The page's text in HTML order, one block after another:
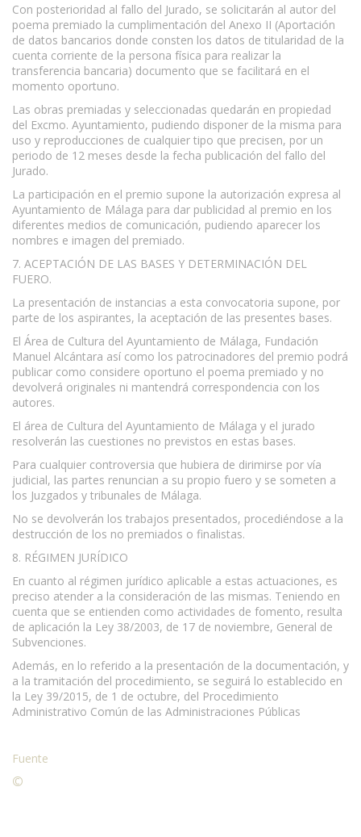
Con posterioridad al fallo del Jurado, se solicitarán al autor del
poema premiado la cumplimentación del Anexo II (Aportación
de datos bancarios donde consten los datos de titularidad de la
cuenta corriente de la persona física para realizar la
transferencia bancaria) documento que se facilitará en el
momento oportuno.
Las obras premiadas y seleccionadas quedarán en propiedad
del Excmo. Ayuntamiento, pudiendo disponer de la misma para
uso y reproducciones de cualquier tipo que precisen, por un
periodo de 12 meses desde la fecha publicación del fallo del
Jurado.
La participación en el premio supone la autorización expresa al
Ayuntamiento de Málaga para dar publicidad al premio en los
diferentes medios de comunicación, pudiendo aparecer los
nombres e imagen del premiado.
7. ACEPTACIÓN DE LAS BASES Y DETERMINACIÓN DEL
FUERO.
La presentación de instancias a esta convocatoria supone, por
parte de los aspirantes, la aceptación de las presentes bases.
El Área de Cultura del Ayuntamiento de Málaga, Fundación
Manuel Alcántara así como los patrocinadores del premio podrá
publicar como considere oportuno el poema premiado y no
devolverá originales ni mantendrá correspondencia con los
autores.
El área de Cultura del Ayuntamiento de Málaga y el jurado
resolverán las cuestiones no previstos en estas bases.
Para cualquier controversia que hubiera de dirimirse por vía
judicial, las partes renuncian a su propio fuero y se someten a
los Juzgados y tribunales de Málaga.
No se devolverán los trabajos presentados, procediéndose a la
destrucción de los no premiados o finalistas.
8. RÉGIMEN JURÍDICO
En cuanto al régimen jurídico aplicable a estas actuaciones, es
preciso atender a la consideración de las mismas. Teniendo en
cuenta que se entienden como actividades de fomento, resulta
de aplicación la Ley 38/2003, de 17 de noviembre, General de
Subvenciones.
Además, en lo referido a la presentación de la documentación, y
a la tramitación del procedimiento, se seguirá lo establecido en
la Ley 39/2015, de 1 de octubre, del Procedimiento
Administrativo Común de las Administraciones Públicas
Fuente
©